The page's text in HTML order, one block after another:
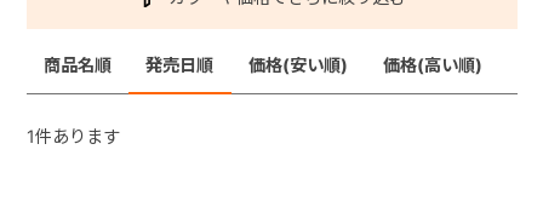
商品名順 発売日順 価格(安い順) 価格(高い順)
1件あります